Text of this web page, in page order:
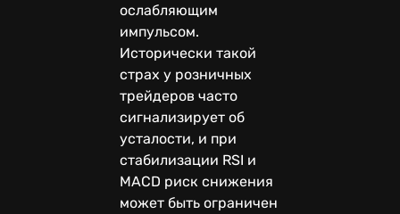
ослабляющим
импульсом.
Исторически такой
страх у розничных
трейдеров часто
сигнализирует об
усталости, и при
стабилизации RSI и
MACD риск снижения
может быть ограничен